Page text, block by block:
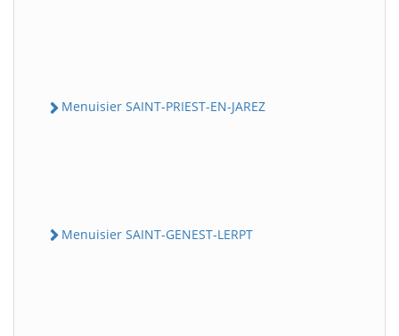
Menuisier SAINT-PRIEST-EN-JAREZ
Menuisier SAINT-GENEST-LERPT